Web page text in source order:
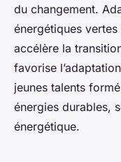
du changement.
énergétiques
accélère la
favorise
jeunes talents
énergies durables,
énergétique.